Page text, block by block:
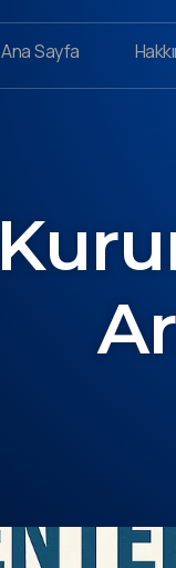
Ana Sayfa